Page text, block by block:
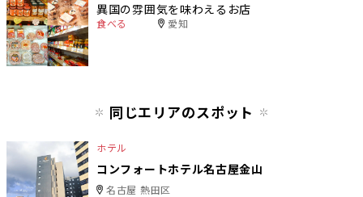
異国の雰囲気を味わえるお店
食べる 愛知
同じエリアのスポット
ホテル
コンフォートホテル名古屋金山
名古屋 熱田区